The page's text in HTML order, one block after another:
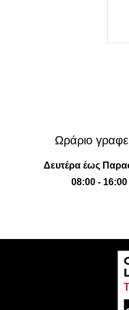
Ωράριο
Δευτέρα έως
08:00 - 16:00